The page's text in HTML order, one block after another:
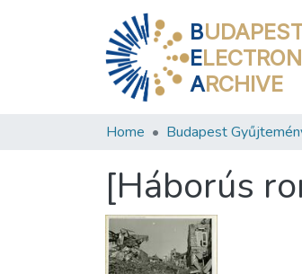
B
E
ARCHIVE
Home Budapest
[Háborús